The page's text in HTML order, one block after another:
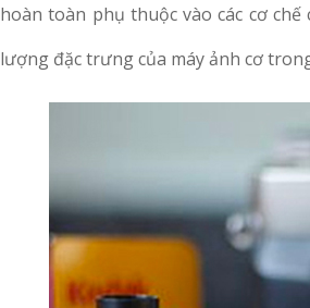
hoàn toàn phụ thuộc vào các cơ
lượng đặc trưng của máy ảnh cơ